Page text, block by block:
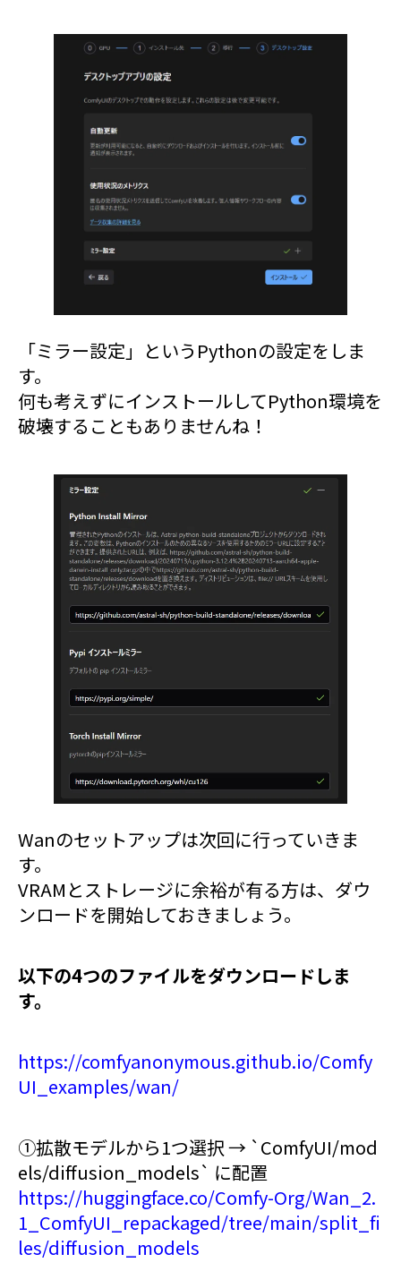
「ミラー設定」というPythonの設定をしま
す。
何も考えずにインストールしてPython環境を
破壊することもありませんね！
Wanのセットアップは次回に行っていきま
す。
VRAMとストレージに余裕が有る方は、ダウ
ンロードを開始しておきましょう。
以下の4つのファイルをダウンロードしま
す。
https://comfyanonymous.github.io/Comfy
UI_examples/wan/
①拡散モデルから1つ選択 → `ComfyUI/mod
els/diffusion_models` に配置
https://huggingface.co/Comfy-Org/Wan_2.
1_ComfyUI_repackaged/tree/main/split_fi
les/diffusion_models